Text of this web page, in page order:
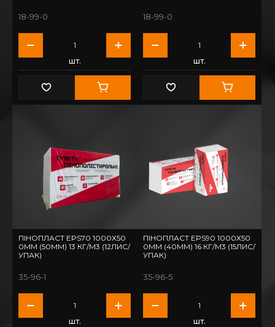
18-99-0
шт.
18-99-0
шт.
ПІНОПЛАСТ EPS70 1000Х50
0ММ (50ММ) 13 КГ/М3 (12ЛИС/
УПАК)
35-96-1
шт.
ПІНОПЛАСТ EPS90 1000Х50
0ММ (40ММ) 16 КГ/М3 (15ЛИС/
УПАК)
35-96-5
шт.